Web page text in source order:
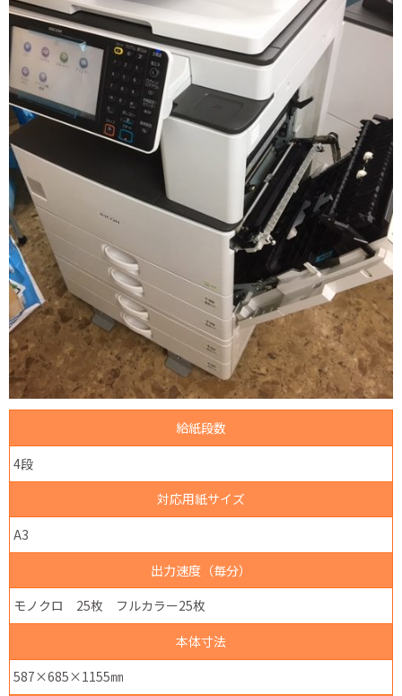
給紙段数
4段
対応用紙サイズ
A3
出力速度（毎分）
モノクロ 25枚 フルカラー25枚
本体寸法
587×685×1155㎜